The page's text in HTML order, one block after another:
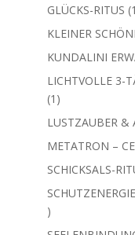
GLÜCKS-RITUS 1
KLEINER
KUNDALINI
LICHTVOLLE 3-
1 1
Produkt
LUSTZAUBER &
METATRON –
SCHICKSALS-
1
Produkt